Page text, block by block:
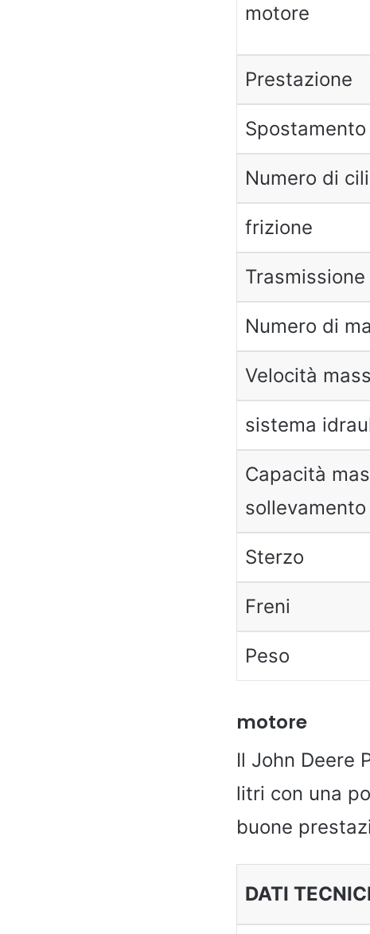
motore
Prestazione
Spostamento
Numero di
frizione
Trasmissione
Numero di
Velocità
sistema
Capacità
sollevamento
Sterzo
Freni
Peso
motore
Il John Deere
litri con una
buone
DATI